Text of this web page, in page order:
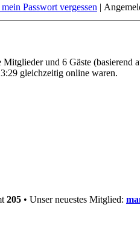
Passwort vergessen |
und 6 Gäste (basierend
gleichzeitig online waren.
205 • Unser neuestes Mitglied: